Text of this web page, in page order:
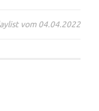
vom 04.04.2022